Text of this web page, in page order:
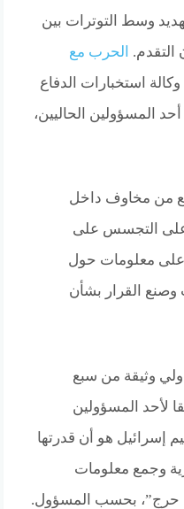
وسط التوترات بين
التقدم. الحرب مع
استخبارات الدفاع
المسؤولين الحاليين،
من مخاوف داخل
على التجسس على
على معلومات حول
وصنع القرار بشأن
وثيقة من سبع
لأحد المسؤولين
إسرائيل هو أن قدرتها
وجمع معلومات
حرج”، بحسب المسؤول.